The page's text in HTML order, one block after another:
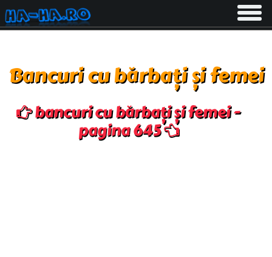
Toggle
Bancuri cu bărbați și femei
bancuri cu bărbați și femei -
pagina 645